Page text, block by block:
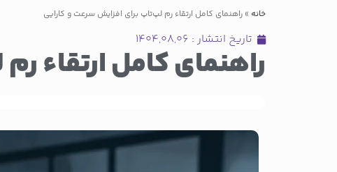
خانه » راهنمای کامل ارتقاء رم لپ‌تاپ برای افزایش سرعت و کارایی
تاریخ انتشار : ۱۴۰۴,۰۸,۰۶
راهنمای کامل ارتقاء